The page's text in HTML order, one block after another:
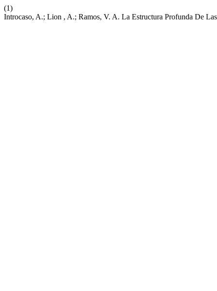
(1)
Introcaso, A.; Lion , A.; Ramos, V. A. La Estructura Profunda De